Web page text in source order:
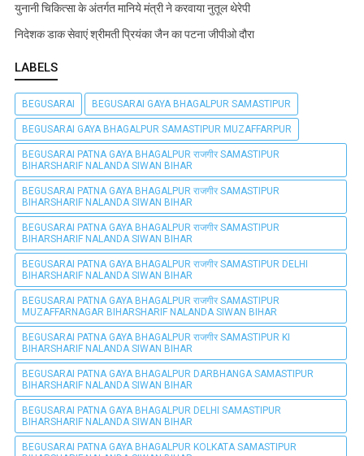
युनानी चिकित्सा के अंतर्गत मानिये मंत्री ने करवाया नुतूल थेरेपी
निदेशक डाक सेवाएं श्रीमती प्रियंका जैन का पटना जीपीओ दौरा
LABELS
BEGUSARAI BEGUSARAI GAYA BHAGALPUR SAMASTIPUR
BEGUSARAI GAYA BHAGALPUR SAMASTIPUR MUZAFFARPUR
BEGUSARAI PATNA GAYA BHAGALPUR राजगीर SAMASTIPUR
BIHARSHARIF NALANDA SIWAN BIHAR
BEGUSARAI PATNA GAYA BHAGALPUR राजगीर SAMASTIPUR
BIHARSHARIF NALANDA SIWAN BIHAR
BEGUSARAI PATNA GAYA BHAGALPUR राजगीर SAMASTIPUR
BIHARSHARIF NALANDA SIWAN BIHAR
BEGUSARAI PATNA GAYA BHAGALPUR राजगीर SAMASTIPUR DELHI
BIHARSHARIF NALANDA SIWAN BIHAR
BEGUSARAI PATNA GAYA BHAGALPUR राजगीर SAMASTIPUR
MUZAFFARNAGAR BIHARSHARIF NALANDA SIWAN BIHAR
BEGUSARAI PATNA GAYA BHAGALPUR राजगीर SAMASTIPUR KI
BIHARSHARIF NALANDA SIWAN BIHAR
BEGUSARAI PATNA GAYA BHAGALPUR DARBHANGA SAMASTIPUR
BIHARSHARIF NALANDA SIWAN BIHAR
BEGUSARAI PATNA GAYA BHAGALPUR DELHI SAMASTIPUR
BIHARSHARIF NALANDA SIWAN BIHAR
BEGUSARAI PATNA GAYA BHAGALPUR KOLKATA SAMASTIPUR